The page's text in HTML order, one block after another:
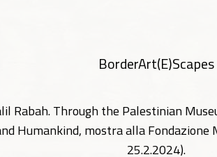
BorderArt(E)Scapes
Rabah. Through the Palestinian
Humankind, mostra alla Fondazione
25.2.2024).